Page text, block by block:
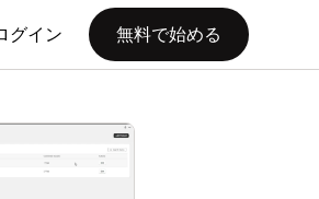
グイン 無料で始める